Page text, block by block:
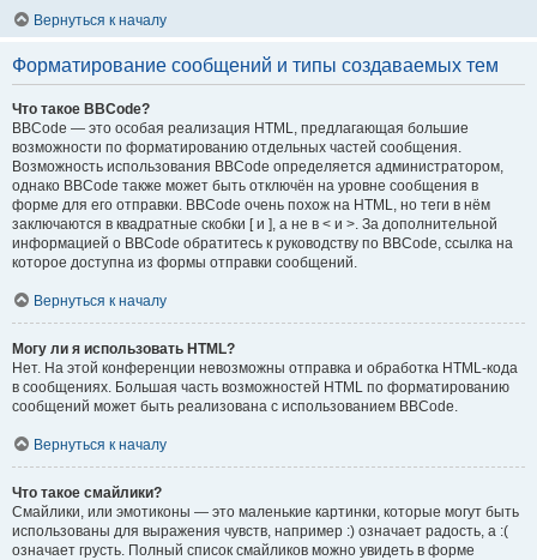
Вернуться к началу
Форматирование сообщений и типы создаваемых тем
Что такое BBCode?
BBCode — это особая реализация HTML, предлагающая большие
возможности по форматированию отдельных частей сообщения.
Возможность использования BBCode определяется администратором,
однако BBCode также может быть отключён на уровне сообщения в
форме для его отправки. BBCode очень похож на HTML, но теги в нём
заключаются в квадратные скобки [ и ], а не в < и >. За дополнительной
информацией о BBCode обратитесь к руководству по BBCode, ссылка на
которое доступна из формы отправки сообщений.
Вернуться к началу
Могу ли я использовать HTML?
Нет. На этой конференции невозможны отправка и обработка HTML-кода
в сообщениях. Большая часть возможностей HTML по форматированию
сообщений может быть реализована с использованием BBCode.
Вернуться к началу
Что такое смайлики?
Смайлики, или эмотиконы — это маленькие картинки, которые могут быть
использованы для выражения чувств, например :) означает радость, а :(
означает грусть. Полный список смайликов можно увидеть в форме